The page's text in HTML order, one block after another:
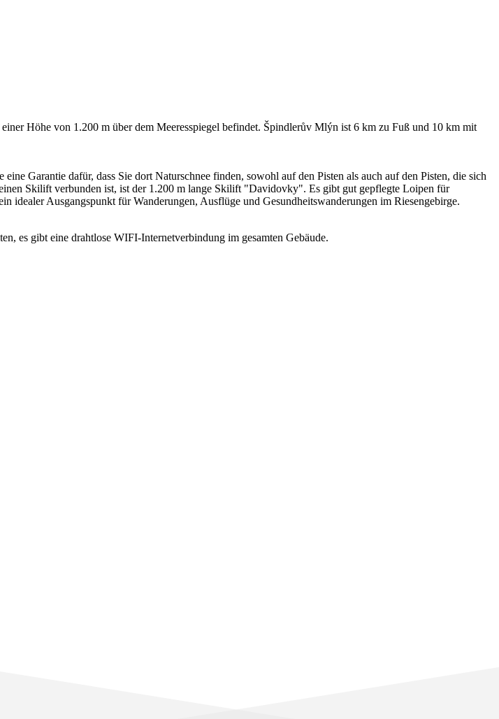
Höhe von 1.200 m über dem Meeresspiegel befindet. Špindlerův Mlýn ist 6 km zu Fuß und 10 km mit
Garantie dafür, dass Sie dort Naturschnee finden, sowohl auf den Pisten als auch auf den Pisten, die sich
Skilift verbunden ist, ist der 1.200 m lange Skilift "Davidovky". Es gibt gut gepflegte Loipen für
Ausgangspunkt für Wanderungen, Ausflüge und Gesundheitswanderungen im Riesengebirge.
es gibt eine drahtlose WIFI-Internetverbindung im gesamten Gebäude.